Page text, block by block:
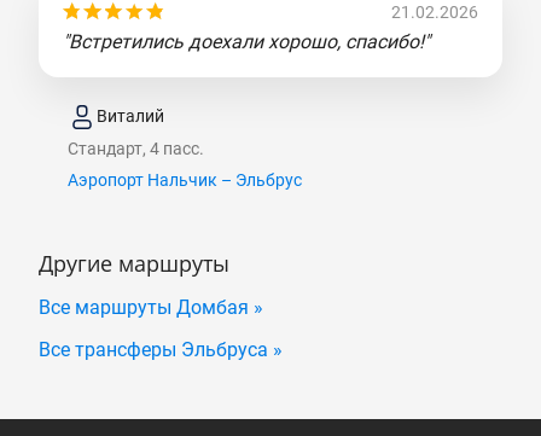
21.02.2026
"Встретились доехали хорошо, спасибо!"
Виталий
Стандарт, 4 пасс.
Аэропорт Нальчик – Эльбрус
Другие маршруты
Все маршруты Домбая »
Все трансферы Эльбруса »